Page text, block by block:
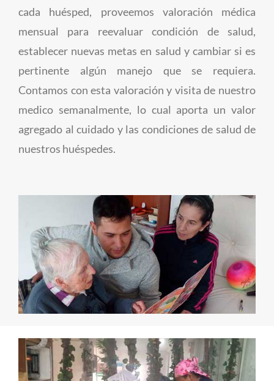
cada huésped, proveemos valoración médica
mensual para reevaluar condición de salud,
establecer nuevas metas en salud y cambiar si es
pertinente algún manejo que se requiera.
Contamos con esta valoración y visita de nuestro
medico semanalmente, lo cual aporta un valor
agregado al cuidado y las condiciones de salud de
nuestros huéspedes.